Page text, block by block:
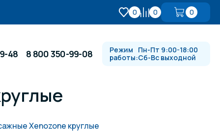
0 0 0
48 8 800 350-99-08
Режим
работы:
Пн-Пт 9:00-18:00
Сб-Вс выходной
Xenozone круглые